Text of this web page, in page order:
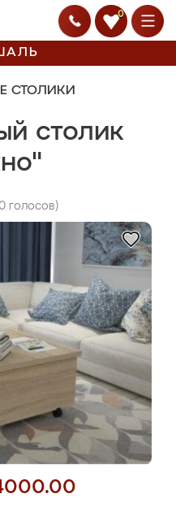
0
СТОЛИКИ
столик
голосов)